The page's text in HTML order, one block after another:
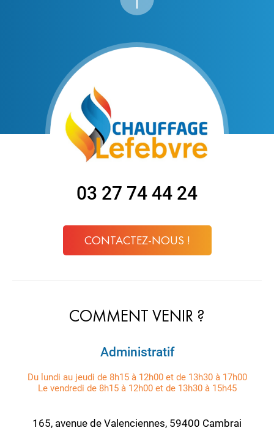
03 27 74 44 24
CONTACTEZ-NOUS !
COMMENT VENIR ?
Administratif
Du lundi au jeudi de 8h15 à 12h00 et de 13h30 à 17h00
Le vendredi de 8h15 à 12h00 et de 13h30 à 15h45
165, avenue de Valenciennes, 59400 Cambrai